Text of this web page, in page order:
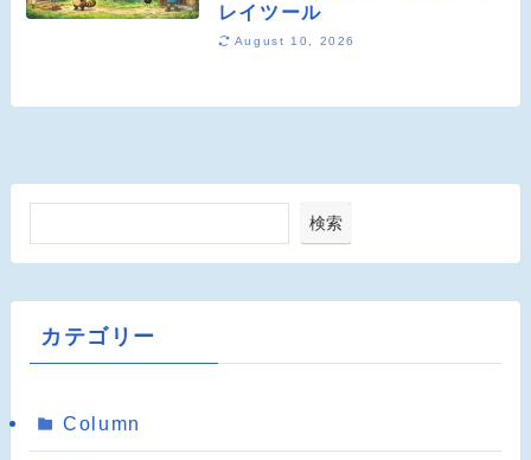
レイツール
August 10, 2026
検索
カテゴリー
Column